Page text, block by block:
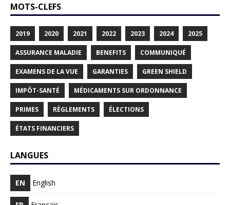
MOTS-CLEFS
2019 2020 2021 2022 2023 2024 2025
ASSURANCE MALADIE BENEFITS COMMUNIQUÉ
EXAMENS DE LA VUE GARANTIES GREEN SHIELD
IMPÔT-SANTÉ MÉDICAMENTS SUR ORDONNANCE
PRIMES RÈGLEMENTS ÉLECTIONS
ÉTATS FINANCIERS
LANGUES
EN English